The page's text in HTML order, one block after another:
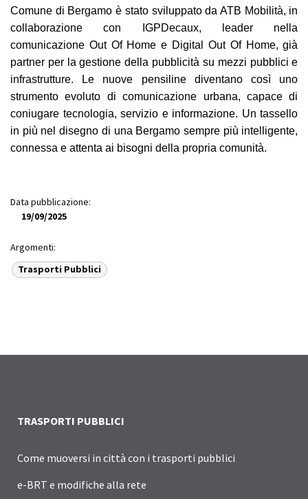
Comune di Bergamo è stato sviluppato da ATB Mobilità, in
collaborazione con IGPDecaux, leader nella
comunicazione Out Of Home e Digital Out Of Home, già
partner per la gestione della pubblicità su mezzi pubblici e
infrastrutture. Le nuove pensiline diventano così uno
strumento evoluto di comunicazione urbana, capace di
coniugare tecnologia, servizio e informazione. Un tassello
in più nel disegno di una Bergamo sempre più intelligente,
connessa e attenta ai bisogni della propria comunità.
Data pubblicazione:
19/09/2025
Argomenti:
Trasporti Pubblici
TRASPORTI PUBBLICI
Come muoversi in città con i trasporti pubblici
e-BRT e modifiche alla rete